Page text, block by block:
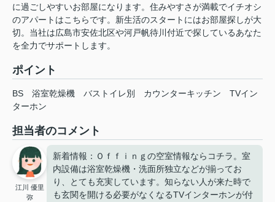
に過ごしやすいお部屋になります。住みやすさが満載でイチオシ
のアパートはこちらです。新生活のスタートにはお部屋探しが大
切。当社は広島市安佐北区や河戸帆待川付近で探しているあなた
を全力でサポートします。
ポイント
BS 浴室乾燥機 バストイレ別 カウンターキッチン
TVイン
ターホン
担当者のコメント
江川 優里
弥
新着情報：Ｏｆｆｉｎｇの空室情報ならコチラ。室
内設備は浴室乾燥機・洗面所独立などが揃ってお
り、とても充実しています。知らない人が来た時で
も玄関を開ける必要がなくなるTVインターホンが付